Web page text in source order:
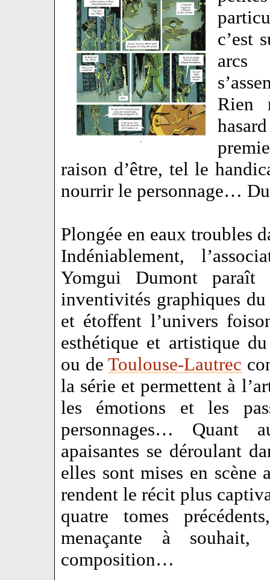
c’est
arcs
Rien
raison d’être, tel le
nourrir le personnage…
Plongée en eaux troubles
Indéniablement,
Yomgui Dumont
inventivités graphiques
et étoffent l’univers
esthétique et artistique
ou deToulouse-Lautrec
la série et permettent à
les émotions et les
personnages… Quant
apaisantes se déroulant
elles sont mises en scène
rendent le récit plus
quatre tomes
menaçante à
composition…